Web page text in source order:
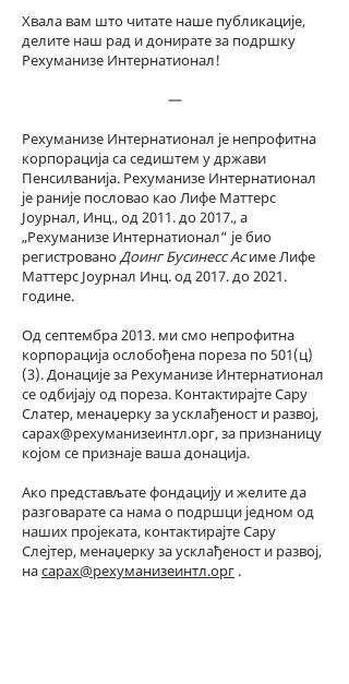
Хвала вам што читате наше публикације,
делите наш рад и донирате за подршку
Рехуманизе Интернатионал!
—
Рехуманизе Интернатионал је непрофитна
корпорација са седиштем у држави
Пенсилванија. Рехуманизе Интернатионал
је раније пословао као Лифе Маттерс
Јоурнал, Инц., од 2011. до 2017., а
„Рехуманизе Интернатионал“ је био
регистрованоДоинг Бусинесс Асиме Лифе
Маттерс Јоурнал Инц. од 2017. до 2021.
године.
Од септембра 2013. ми смо непрофитна
корпорација ослобођена пореза по 501(ц)
(3). Донације за Рехуманизе Интернатионал
се одбијају од пореза. Контактирајте Сару
Слатер, менаџерку за усклађеност и развој,
сарах@рехуманизеинтл.орг, за признаницу
којом се признаје ваша донација.
Ако представљате фондацију и желите да
разговарате са нама о подршци једном од
наших пројеката, контактирајте Сару
Слејтер, менаџерку за усклађеност и развој,
насарах@рехуманизеинтл.орг .